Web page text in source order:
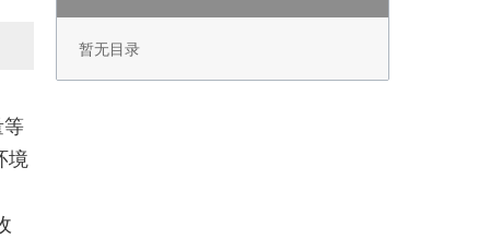
等
境
暂无目录